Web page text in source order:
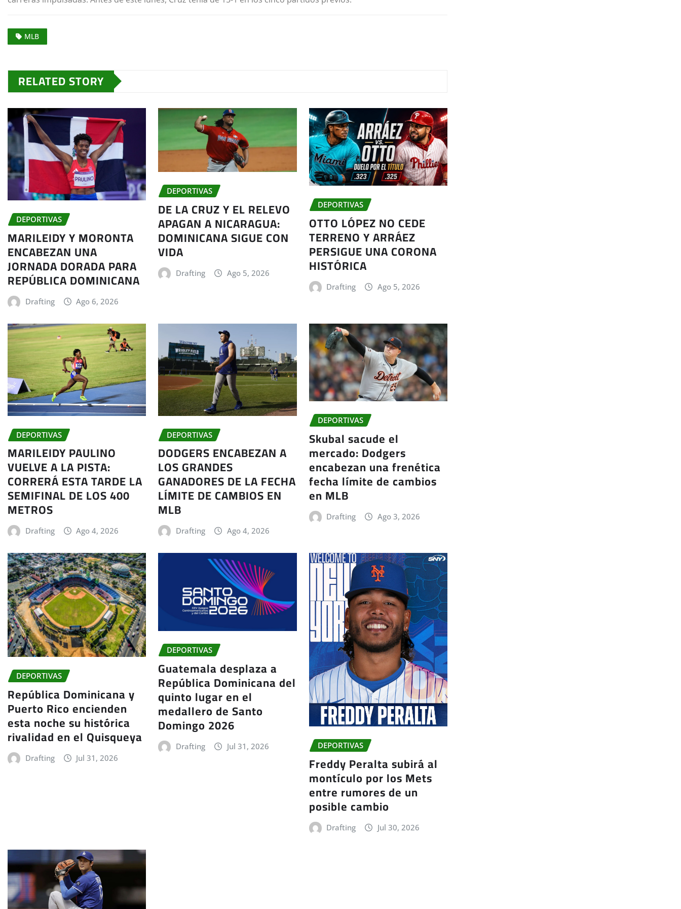
MLB
RELATED STORY
DEPORTIVAS
MARILEIDY Y MORONTA
ENCABEZAN UNA
JORNADA DORADA PARA
REPÚBLICA DOMINICANA
Drafting Ago 6, 2026
DEPORTIVAS
DE LA CRUZ Y EL RELEVO
APAGAN A NICARAGUA:
DOMINICANA SIGUE CON
VIDA
Drafting Ago 5, 2026
DEPORTIVAS
OTTO LÓPEZ NO CEDE
TERRENO Y ARRÁEZ
PERSIGUE UNA CORONA
HISTÓRICA
Drafting Ago 5, 2026
DEPORTIVAS
MARILEIDY PAULINO
VUELVE A LA PISTA:
CORRERÁ ESTA TARDE LA
SEMIFINAL DE LOS 400
METROS
Drafting Ago 4, 2026
DEPORTIVAS
DODGERS ENCABEZAN A
LOS GRANDES
GANADORES DE LA FECHA
LÍMITE DE CAMBIOS EN
MLB
Drafting Ago 4, 2026
DEPORTIVAS
Skubal sacude el
mercado: Dodgers
encabezan una frenética
fecha límite de cambios
en MLB
Drafting Ago 3, 2026
DEPORTIVAS
República Dominicana y
Puerto Rico encienden
esta noche su histórica
rivalidad en el Quisqueya
Drafting Jul 31, 2026
DEPORTIVAS
Guatemala desplaza a
República Dominicana del
quinto lugar en el
medallero de Santo
Domingo 2026
Drafting Jul 31, 2026 DEPORTIVAS
Freddy Peralta subirá al
montículo por los Mets
entre rumores de un
posible cambio
Drafting Jul 30, 2026